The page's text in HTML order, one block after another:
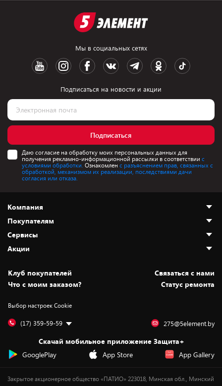
Мы в социальных сетях
Подписаться на новости и акции
Подписаться
Даю согласие на обработку моих персональных данных для
получения рекламно-информационной рассылки в соответствии с
условиями обработки. Ознакомлен с разъяснением прав, связанных с
обработкой, механизмом их реализации, последствиями дачи
согласия или отказа.
Компания
О нас
Адреса магазинов
Новости
Статьи и обзоры
Вакансии
Дай пять добру!
Покупателям
Как сделать заказ
Оплата и доставка
Безналичный расчёт
Обмен и возврат товара
Обработка персональных данных
Подарочные карты
Сервисы
Установка техники
Для игровых консолей
Для мобильных устройств
Для компьютеров
Сервисные центры
Акции
Скидки и промокоды
Белорусские товары
Бонусы
Оплата частями
Новинки
Клуб покупателей
Cвязаться с нами
Что с моим заказом?
Статус ремонта
Выбор настроек Cookie
(17) 359-59-59 275@5element.by
Скачай мобильное приложение Защита+
GooglePlay
App Store App Gallery
Закрытое акционерное общество «ПАТИО» 223018, Минская обл., Минский